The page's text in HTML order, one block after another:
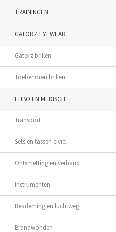
TRAININGEN
GATORZ EYEWEAR
Gatorz brillen
Toebehoren brillen
EHBO EN MEDISCH
Transport
Sets en tassen civiel
Ontsmetting en verband
Instrumenten
Beademing en luchtweg
Brandwonden